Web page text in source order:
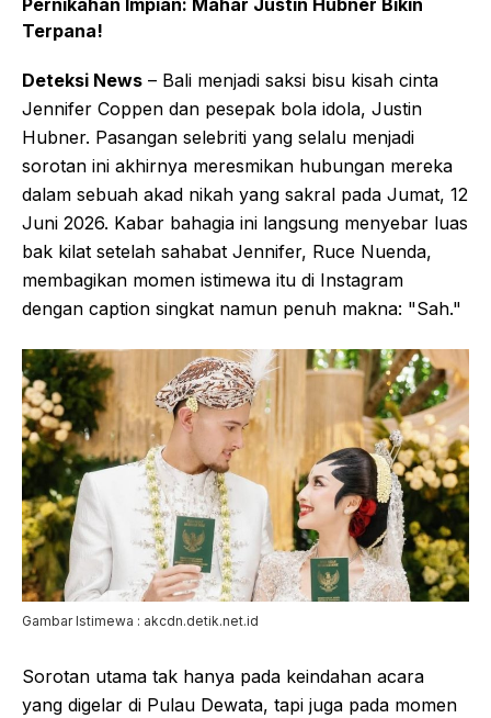
Pernikahan Impian: Mahar Justin Hubner Bikin
Terpana!
Deteksi News – Bali menjadi saksi bisu kisah cinta
Jennifer Coppen dan pesepak bola idola, Justin
Hubner. Pasangan selebriti yang selalu menjadi
sorotan ini akhirnya meresmikan hubungan mereka
dalam sebuah akad nikah yang sakral pada Jumat, 12
Juni 2026. Kabar bahagia ini langsung menyebar luas
bak kilat setelah sahabat Jennifer, Ruce Nuenda,
membagikan momen istimewa itu di Instagram
dengan caption singkat namun penuh makna: "Sah."
Gambar Istimewa : akcdn.detik.net.id
Sorotan utama tak hanya pada keindahan acara
yang digelar di Pulau Dewata, tapi juga pada momen